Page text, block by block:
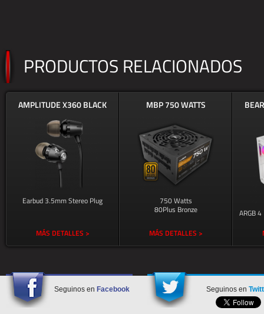
PRODUCTOS RELACIONADOS
AMPLITUDE X360 BLACK
Earbud 3.5mm Stereo Plug
MÁS DETALLES >
MBP 750 WATTS
750 Watts
80Plus Bronze
MÁS DETALLES >
ARGB
Seguinos en Facebook Seguinos en